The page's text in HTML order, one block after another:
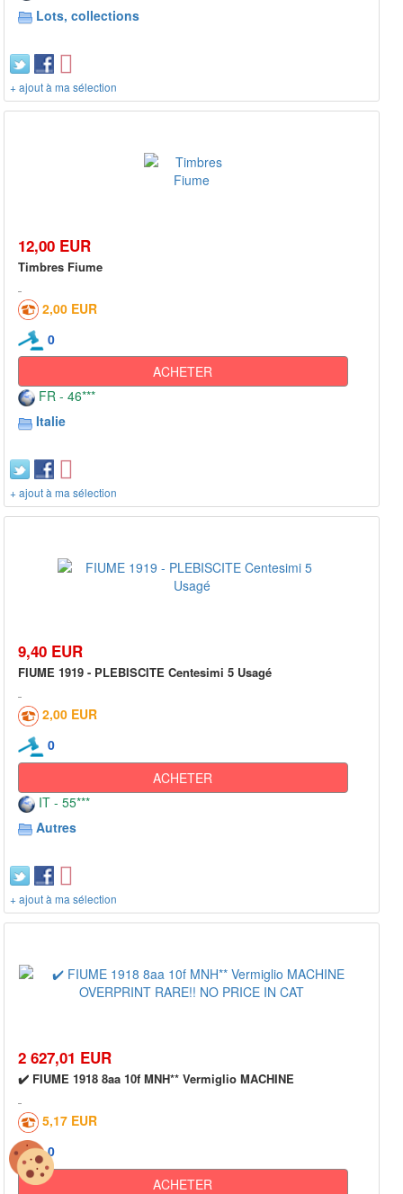
Lots, collections
+ ajout à ma sélection
12,00 EUR
Timbres Fiume
2,00 EUR
0
ACHETER
FR - 46***
Italie
+ ajout à ma sélection
9,40 EUR
FIUME 1919 - PLEBISCITE Centesimi 5 Usagé
2,00 EUR
0
ACHETER
IT - 55***
Autres
+ ajout à ma sélection
2 627,01 EUR
✔️ FIUME 1918 8aa 10f MNH** Vermiglio MACHINE
5,17 EUR
0
ACHETER